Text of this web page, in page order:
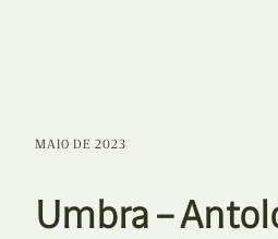
MAIO DE 2023
Umbra –